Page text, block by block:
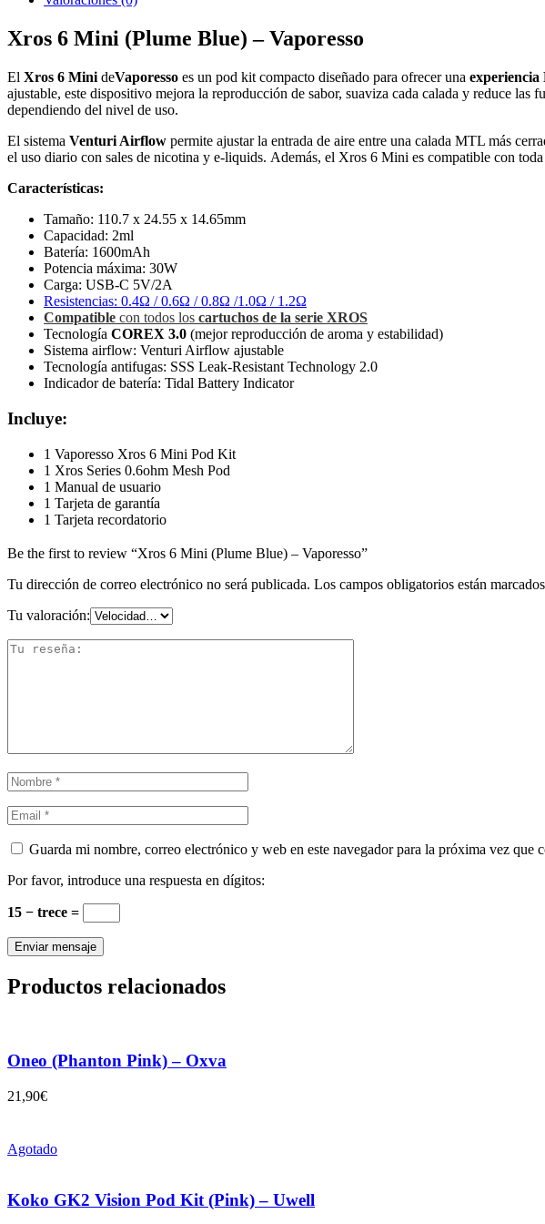
Xros 6 Mini (Plume Blue) – Vaporesso
El Xros 6 Mini deVaporesso es un pod kit compacto diseñado para ofrecer una
ajustable, este dispositivo mejora la reproducción de sabor, suaviza cada calada y reduce las
dependiendo del nivel de uso.
El sistema Venturi Airflow permite ajustar la entrada de aire entre una calada MTL más
el uso diario con sales de nicotina y e-liquids. Además, el Xros 6 Mini es compatible con toda
Características:
Tamaño: 110.7 x 24.55 x 14.65mm
Capacidad: 2ml
Batería: 1600mAh
Potencia máxima: 30W
Carga: USB-C 5V/2A
Resistencias: 0.4Ω / 0.6Ω / 0.8Ω /1.0Ω / 1.2Ω
Compatible con todos los cartuchos de la serie XROS
Tecnología COREX 3.0 (mejor reproducción de aroma y estabilidad)
Sistema airflow: Venturi Airflow ajustable
Tecnología antifugas: SSS Leak-Resistant Technology 2.0
Indicador de batería: Tidal Battery Indicator
Incluye:
1 Vaporesso Xros 6 Mini Pod Kit
1 Xros Series 0.6ohm Mesh Pod
1 Manual de usuario
1 Tarjeta de garantía
1 Tarjeta recordatorio
Be the first to review “Xros 6 Mini (Plume Blue) – Vaporesso”
Tu dirección de correo electrónico no será publicada. Los campos obligatorios están
Tu valoración:
Guarda mi nombre, correo electrónico y web en este navegador para la próxima vez que
Por favor, introduce una respuesta en dígitos:
15 − trece =
Productos relacionados
Oneo (Phanton Pink) – Oxva
21,90€
Agotado
Koko GK2 Vision Pod Kit (Pink) – Uwell